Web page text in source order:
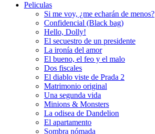
Peliculas
Si me voy, ¿me echarán de menos?
Confidencial (Black bag)
Hello, Dolly!
El secuestro de un presidente
La ironía del amor
El bueno, el feo y el malo
Dos fiscales
El diablo viste de Prada 2
Matrimonio original
Una segunda vida
Minions & Monsters
La odisea de Dandelion
El apartamento
Sombra nómada